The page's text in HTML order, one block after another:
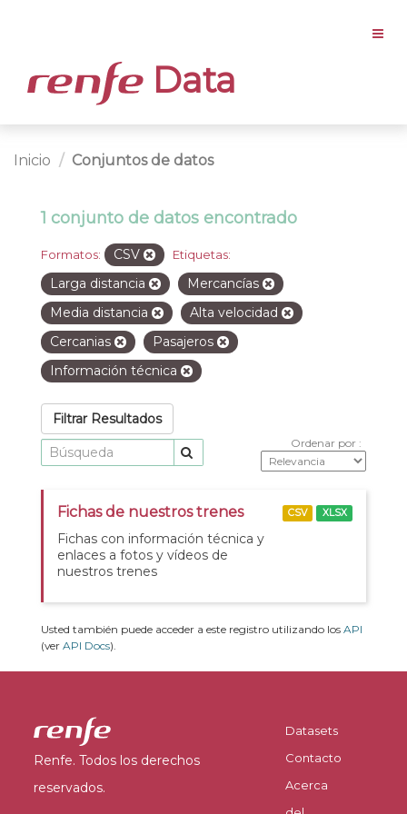
Data
Inicio Conjuntos de datos
1 conjunto de datos encontrado
Formatos: CSV Etiquetas:
Larga distancia
Mercancías
Media distancia
Alta velocidad
Cercanias
Pasajeros
Información técnica
Filtrar Resultados
Ordenar por
Fichas de nuestros trenes
Fichas con información técnica y
enlaces a fotos y vídeos de
nuestros trenes
CSV XLSX
Usted también puede acceder a este registro utilizando los API
(ver API Docs).
Renfe. Todos los derechos
reservados.
Datasets
Contacto
Acerca